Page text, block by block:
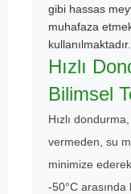
gibi hassas
muhafaza
kullanılmaktadır.
Hızlı
Bilimsel
Hızlı
vermeden, su
minimize
-50°C